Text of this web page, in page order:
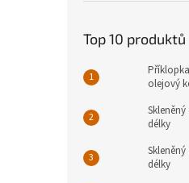
Top 10 produktů
olejový
délky
délky